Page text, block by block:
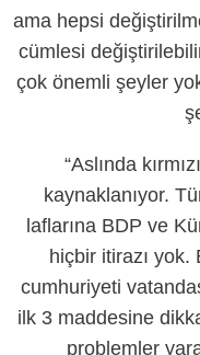
ama hepsi
cümlesi
çok önemli şeyler
“Aslında
kaynaklanıyor.
laflarına BDP ve
hiçbir itirazı
cumhuriyeti
ilk 3 maddesine
problemler